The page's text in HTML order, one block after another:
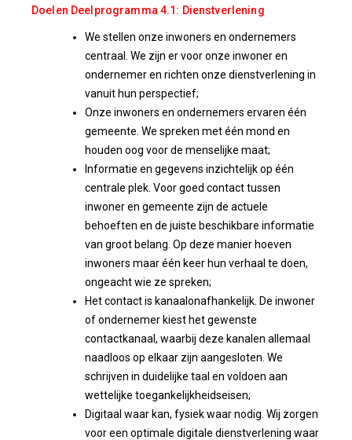
Doelen Deelprogramma 4.1: Dienstverlening
We stellen onze inwoners en ondernemers
centraal. We zijn er voor onze inwoner en
ondernemer en richten onze dienstverlening in
vanuit hun perspectief;
Onze inwoners en ondernemers ervaren één
gemeente. We spreken met één mond en
houden oog voor de menselijke maat;
Informatie en gegevens inzichtelijk op één
centrale plek. Voor goed contact tussen
inwoner en gemeente zijn de actuele
behoeften en de juiste beschikbare informatie
van groot belang. Op deze manier hoeven
inwoners maar één keer hun verhaal te doen,
ongeacht wie ze spreken;
Het contact is kanaalonafhankelijk. De inwoner
of ondernemer kiest het gewenste
contactkanaal, waarbij deze kanalen allemaal
naadloos op elkaar zijn aangesloten. We
schrijven in duidelijke taal en voldoen aan
wettelijke toegankelijkheidseisen;
Digitaal waar kan, fysiek waar nodig. Wij zorgen
voor een optimale digitale dienstverlening waar